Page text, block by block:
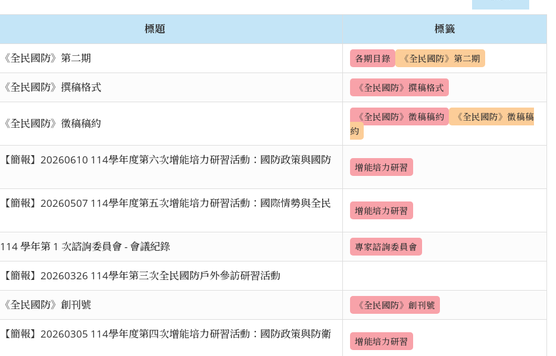
標題 標籤
《全民國防》第二期 各期目錄 《全民國防》第二期
《全民國防》撰稿格式 《全民國防》撰稿格式
《全民國防》徵稿稿約 《全民國防》徵稿稿約
《全民國防》徵稿稿
約
【簡報】20260610 114學年度第六次增能培力研習活動：國防政策與國防
增能培力研習
【簡報】20260507 114學年度第五次增能培力研習活動：國際情勢與全民
增能培力研習
114 學年第 1 次諮詢委員會 - 會議紀錄 專家諮詢委員會
【簡報】20260326 114學年第三次全民國防戶外參訪研習活動
《全民國防》創刊號 《全民國防》創刊號
【簡報】20260305 114學年度第四次增能培力研習活動：國防政策與防衛
增能培力研習